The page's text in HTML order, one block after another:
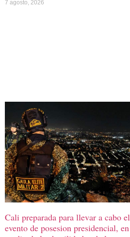
7 agosto, 2026
Cali preparada para llevar a cabo el
evento de posesion presidencial, en